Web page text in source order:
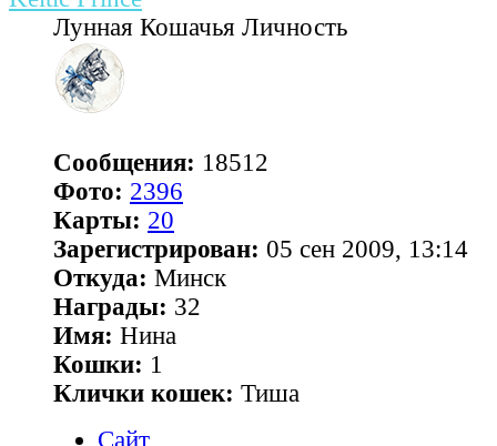
Лунная Кошачья Личность
Сообщения: 18512
Фото: 2396
Карты: 20
Зарегистрирован: 05 сен 2009, 13:14
Откуда: Минск
Награды: 32
Имя: Нина
Кошки: 1
Клички кошек: Тиша
Сайт